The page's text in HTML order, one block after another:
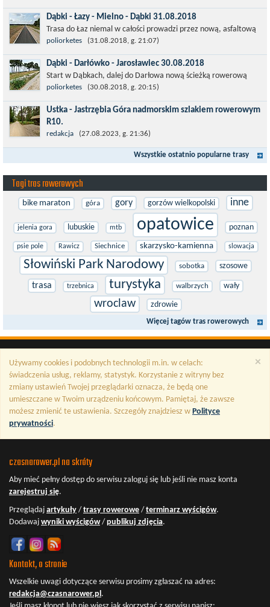
małym podjazdem na Przełęcz Sulistrowicką od strony Olesznej.
To trasa idealna na...
Dąbki - Łazy - Mielno - Dąbki 31.08.2018
Trasa do Łaz niemal w całości prowadzi przez nową, asfaltową
ścieżkę rowerową (od Dąbek do Iwięcina wzdłuż drogi 203).
Niestety jest to trasa nie...
poliorketes (31.08.2018, g. 21:07)
Dąbki - Darłówko - Jarosławiec 30.08.2018
Start w Dąbkach, dalej do Darłowa nową ścieżką rowerową
(niekiedy pieszo-rowerową), gdzie na pierwszym rondzie zjazd
w stronę Darłówka Zachodniego....
poliorketes (30.08.2018, g. 20:15)
Ustka - Jastrzębia Góra nadmorskim szlakiem rowerowym
R10.
Międzynarodowy Szlak Rowerowy R-10, jest częścią sieci
EuroVelo. Prowadzi wzdłuż brzegu dookoła Morza Bałtyckiego.
Trasa liczy w sumie ponad 8500...
redakcja (27.08.2023, g. 21:36)
Wszystkie ostatnio popularne trasy
Tagi tras rowerowych
bike maraton góra gory gorzów wielkopolski inne
jelenia gora lubuskie mtb opatowice poznan
psie pole Rawicz Siechnice skarzysko-kamienna slowacja
Słowiński Park Narodowy sobotka szosowe
trasa trzebnica turystyka walbrzych wały
wroclaw zdrowie
Więcej tagów tras rowerowych
×
Używamy cookies i podobnych technologii m.in. w celach:
świadczenia usług, reklamy, statystyk. Korzystanie z witryny bez
zmiany ustawień Twojej przeglądarki oznacza, że będą one
umieszczane w Twoim urządzeniu końcowym. Pamiętaj, że zawsze
możesz zmienić te ustawienia. Szczegóły znajdziesz w Polityce
prywatności.
czasnarower.pl na skróty
Aby mieć pełny dostęp do serwisu zaloguj się lub jeśli nie masz konta
zarejestruj się.
Przeglądaj artykuły / trasy rowerowe / terminarz wyścigów.
Dodawaj wyniki wyścigów/ publikuj zdjęcia.
Kontakt, o stronie
Wszelkie uwagi dotyczące serwisu prosimy zgłaszać na adres:
redakcja@czasnarower.pl.